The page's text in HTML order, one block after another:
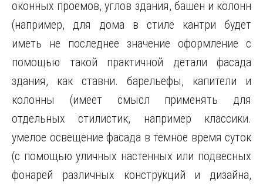
оконных проемов, углов здания, башен и колонн
(например, для дома в стиле кантри будет
иметь не последнее значение оформление с
помощью такой практичной детали фасада
здания, как ставни. барельефы, капители и
колонны (имеет смысл применять для
отдельных стилистик, например классики.
умелое освещение фасада в темное время суток
(с помощью уличных настенных или подвесных
фонарей различных конструкций и дизайна,